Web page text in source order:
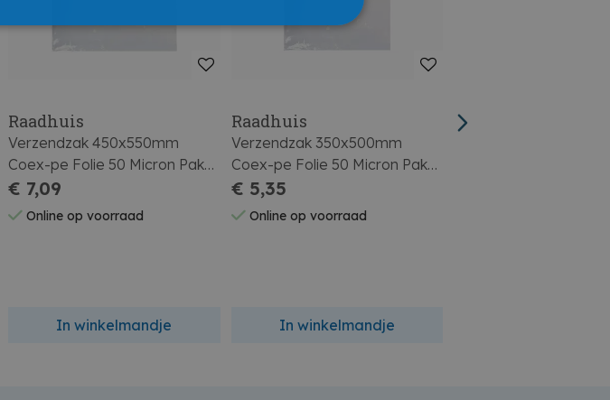
Raadhuis
Verzendzak 450x550mm
Coex-pe Folie 50 Micron Pak
Van 25 Stuks
€ 7,09
Online op voorraad
In winkelmandje
Raadhuis
Verzendzak 350x500mm
Coex-pe Folie 50 Micron Pak
Van 25 Stuks
€ 5,35
Online op voorraad
In winkelmandje
Raadhuis